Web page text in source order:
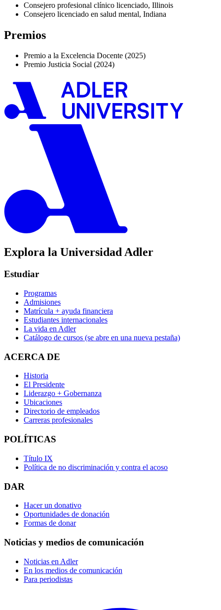
Consejero profesional clínico licenciado, Illinois
Consejero licenciado en salud mental, Indiana
Premios
Premio a la Excelencia Docente (2025)
Premio Justicia Social (2024)
Explora la Universidad Adler
Estudiar
Programas
Admisiones
Matrícula + ayuda financiera
Estudiantes internacionales
La vida en Adler
Catálogo de cursos (se abre en una nueva pestaña)
ACERCA DE
Historia
El Presidente
Liderazgo + Gobernanza
Ubicaciones
Directorio de empleados
Carreras profesionales
POLÍTICAS
Título IX
Política de no discriminación y contra el acoso
DAR
Hacer un donativo
Oportunidades de donación
Formas de donar
Noticias y medios de comunicación
Noticias en Adler
En los medios de comunicación
Para periodistas